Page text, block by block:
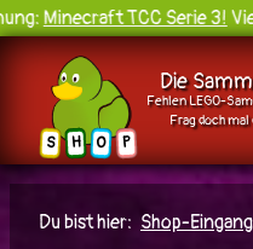
Zum Hauptinhalt springen
Minecraft TCC Serie 3!
S H O P
Die
Fehlen LEGO-
Frag doch mal
Du bist hier: Shop-Eingang